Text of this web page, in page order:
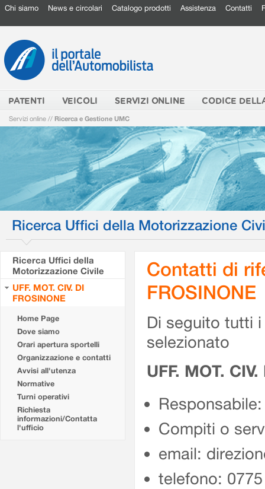
Chi siamo News e circolari Catalogo prodotti Assistenza Contatti
PATENTI VEICOLI SERVIZI ONLINE CODICE
Servizi online // Ricerca e Gestione UMC
Ricerca Uffici della Motorizzazione
Ricerca Uffici della
Motorizzazione Civile
UFF. MOT. CIV. DI
FROSINONE
Home Page
Dove siamo
Orari apertura sportelli
Organizzazione e contatti
Avvisi all'utenza
Normative
Turni operativi
Richiesta
informazioni/Contatta
l'ufficio
Contatti di
FROSINONE
Di seguito tutti
selezionato
UFF. MOT.
Compiti o
email:
telefono: